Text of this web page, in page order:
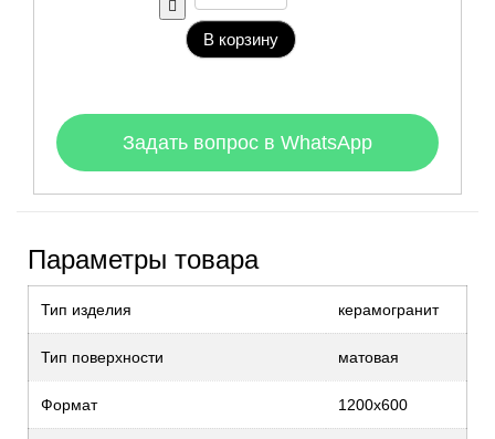
В корзину
Задать вопрос в WhatsApp
Параметры товара
Тип изделия керамогранит
Тип поверхности матовая
Формат 1200х600